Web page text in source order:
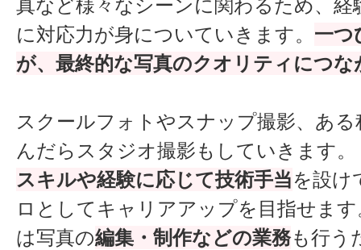
真など様々なシーンに関わるため、経
に対応力が身についていきます。 一つ
が、最終的な写真のクオリティにつな
スクールフォトやスナップ撮影、あ
んだらスタジオ撮影もしていきます。
スキルや経験に応じて技術手当を設け
ロとしてキャリアアップを目指せま
は写真の編集・制作などの業務も行う